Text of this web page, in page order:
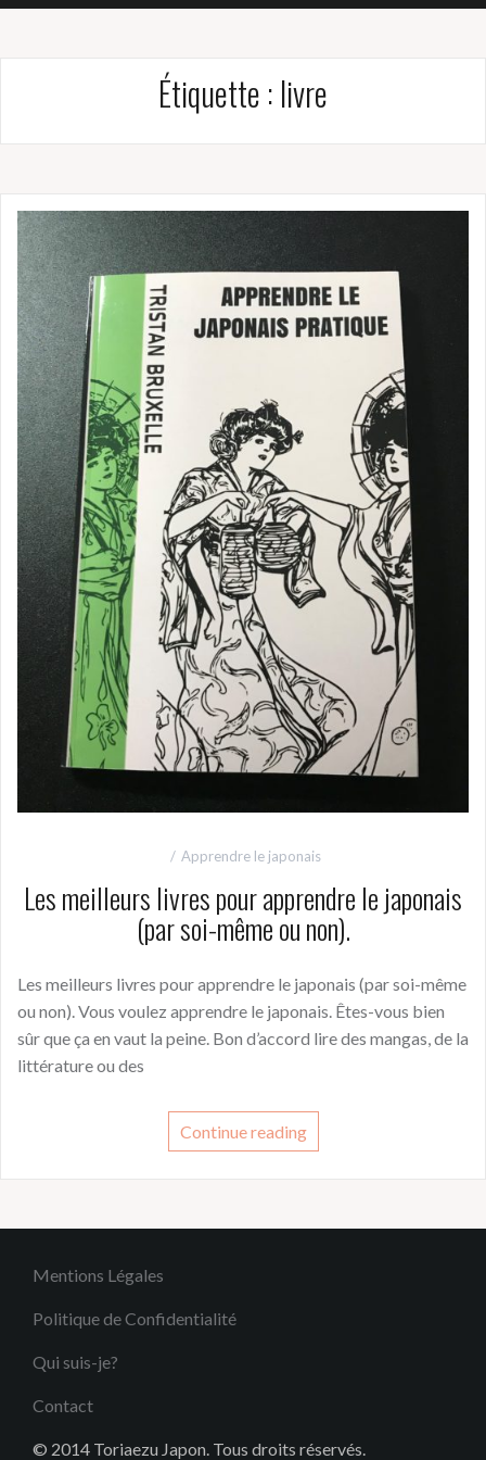
Étiquette : livre
Apprendre le japonais
Les meilleurs livres pour apprendre le japonais
(par soi-même ou non).
Les meilleurs livres pour apprendre le japonais (par soi-même
ou non). Vous voulez apprendre le japonais. Êtes-vous bien
sûr que ça en vaut la peine. Bon d’accord lire des mangas, de la
littérature ou des
Continue reading
Mentions Légales
Politique de Confidentialité
Qui suis-je?
Contact
© 2014 Toriaezu Japon. Tous droits réservés.